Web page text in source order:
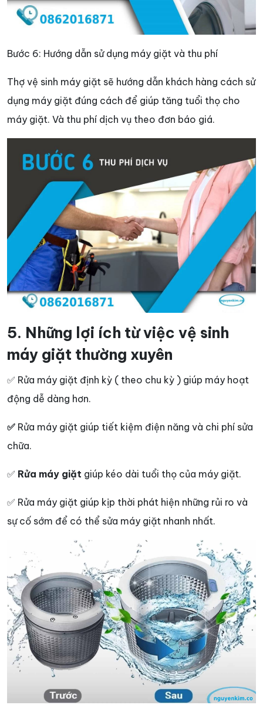
Bước 6: Hướng dẫn sử dụng máy giặt và thu phí
Thợ vệ sinh máy giặt sẽ hướng dẫn khách hàng cách sử
dụng máy giặt đúng cách để giúp tăng tuổi thọ cho
máy giặt. Và thu phí dịch vụ theo đơn báo giá.
5. Những lợi ích từ việc vệ sinh
máy giặt thường xuyên
✅ Rửa máy giặt định kỳ ( theo chu kỳ ) giúp máy hoạt
động dễ dàng hơn.
✅ Rửa máy giặt giúp tiết kiệm điện năng và chi phí sửa
chữa.
✅ Rửa máy giặt giúp kéo dài tuổi thọ của máy giặt.
✅ Rửa máy giặt giúp kịp thời phát hiện những rủi ro và
sự cố sớm để có thể sửa máy giặt nhanh nhất.